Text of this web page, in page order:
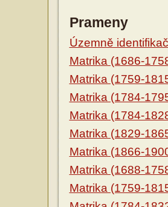
Prameny
Územně
Matrika (1686-
Matrika (1759-
Matrika (1784-
Matrika (1784-
Matrika (1829-
Matrika (1866-
Matrika (1688-
Matrika (1759-